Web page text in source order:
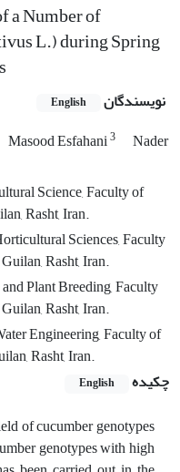
a Number of
L.) during Spring
نویسندگان English
Masood Esfahani3
Nader
Science, Faculty of
Rasht, Iran.
Sciences, Faculty
Rasht, Iran.
Plant Breeding, Faculty
Rasht, Iran.
Engineering, Faculty of
Rasht, Iran.
چکیده
English
of cucumber genotypes
genotypes with high